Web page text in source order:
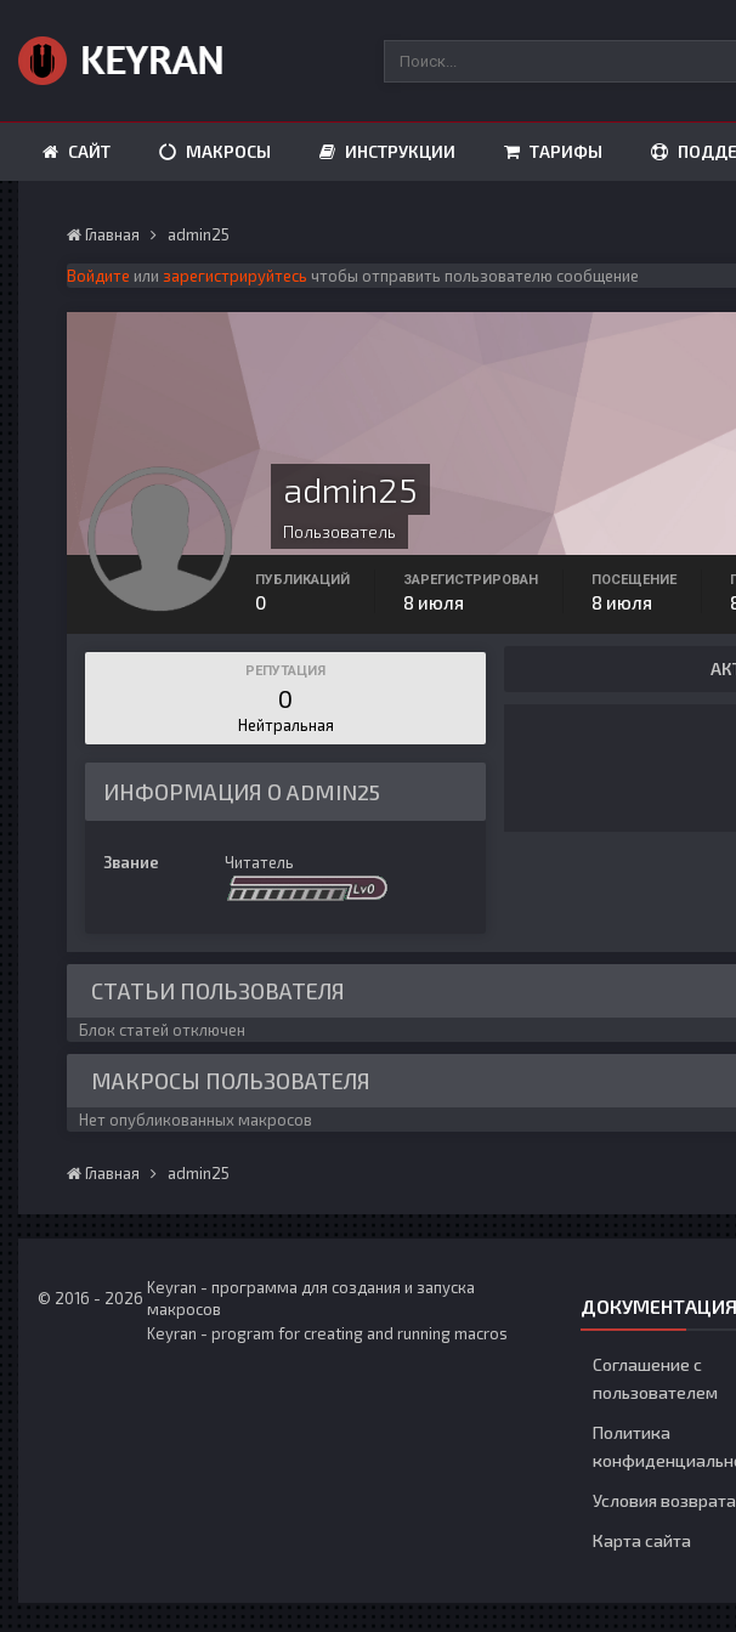
САЙТ МАКРОСЫ ИНСТРУКЦИИ ТАРИФЫ
Главная admin25
Войдите или зарегистрируйтесь чтобы отправить пользователю сообщение
admin25
Пользователь
ПУБЛИКАЦИЙ
0
ЗАРЕГИСТРИРОВАН
8 июля
ПОСЕЩЕНИЕ
8 июля
РЕПУТАЦИЯ
0
Нейтральная
ИНФОРМАЦИЯ О ADMIN25
Звание Читатель
СТАТЬИ ПОЛЬЗОВАТЕЛЯ
Блок статей отключен
МАКРОСЫ ПОЛЬЗОВАТЕЛЯ
Нет опубликованных макросов
Главная admin25
© 2016 - 2026
Keyran - программа для создания и запуска
макросов
Keyran - program for creating and running macros
ДОКУМЕНТАЦИЯ
Соглашение с
пользователем
Политика
Условия возврата
Карта сайта